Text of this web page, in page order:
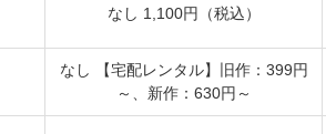
なし 1,100円（税込）
なし 【宅配レンタル】旧作：399円
～、新作：630円～